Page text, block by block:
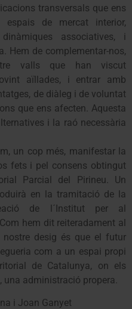
transversals que ens
espais de mercat interior,
associatives, i
Hem de complementar-nos,
valls que han viscut
aïllades, i entrar amb
de diàleg i de voluntat
que ens afecten. Aquesta
i la raó necessària
un cop més, manifestar la
fets i pel consens obtingut
Parcial del Pirineu. Un
en la tramitació de la
de l´Institut per al
hem dit reiteradament al
desig és que el futur
com a un espai propi
de Catalunya, on els
una administració propera.
i Joan Ganyet